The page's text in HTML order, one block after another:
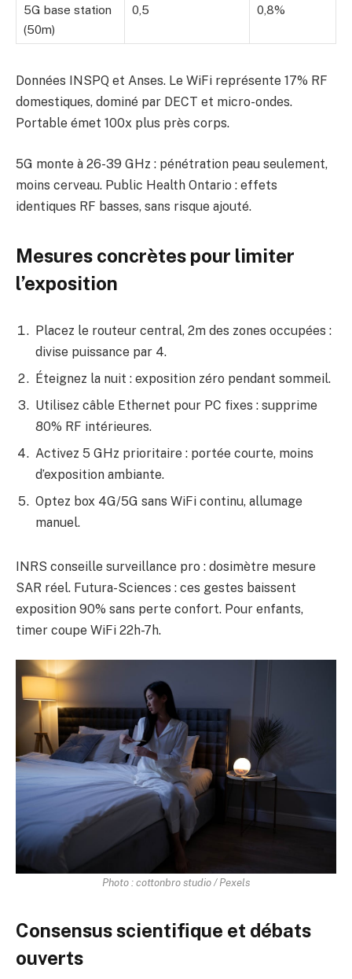
5G base station
(50m)
0,5 0,8%
Données INSPQ et Anses. Le WiFi représente 17% RF
domestiques, dominé par DECT et micro-ondes.
Portable émet 100x plus près corps.
5G monte à 26-39 GHz : pénétration peau seulement,
moins cerveau. Public Health Ontario : effets
identiques RF basses, sans risque ajouté.
Mesures concrètes pour limiter
l’exposition
Placez le routeur central, 2m des zones occupées :
divise puissance par 4.
Éteignez la nuit : exposition zéro pendant sommeil.
Utilisez câble Ethernet pour PC fixes : supprime
80% RF intérieures.
Activez 5 GHz prioritaire : portée courte, moins
d’exposition ambiante.
Optez box 4G/5G sans WiFi continu, allumage
manuel.
INRS conseille surveillance pro : dosimètre mesure
SAR réel. Futura-Sciences : ces gestes baissent
exposition 90% sans perte confort. Pour enfants,
timer coupe WiFi 22h-7h.
Photo : cottonbro studio / Pexels
Consensus scientifique et débats
ouverts